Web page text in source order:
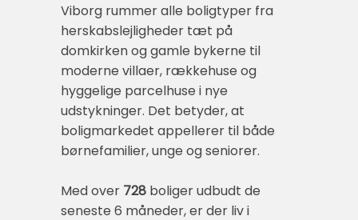
Viborg rummer alle boligtyper fra
herskabslejligheder tæt på
domkirken og gamle bykerne til
moderne villaer, rækkehuse og
hyggelige parcelhuse i nye
udstykninger. Det betyder, at
boligmarkedet appellerer til både
børnefamilier, unge og seniorer.
Med over 728 boliger udbudt de
seneste 6 måneder, er der liv i